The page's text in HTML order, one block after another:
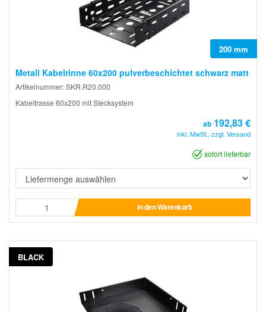
200 mm
Metall Kabelrinne 60x200 pulverbeschichtet schwarz matt
Artikelnummer: SKR.R20.000
Kabeltrasse 60x200 mit Stecksystem
ab 192,83 €
inkl. MwSt., zzgl. Versand
sofort lieferbar
In den Warenkorb
BLACK